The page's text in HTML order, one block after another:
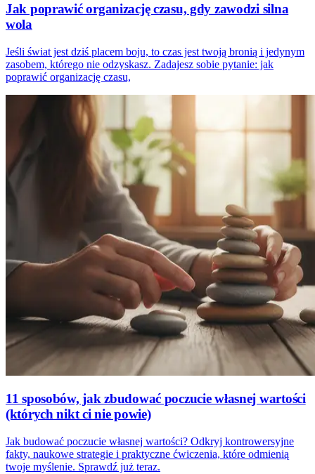
Jak poprawić organizację czasu, gdy zawodzi silna
wola
Jeśli świat jest dziś placem boju, to czas jest twoją bronią i jedynym
zasobem, którego nie odzyskasz. Zadajesz sobie pytanie: jak
poprawić organizację czasu,
11 sposobów, jak zbudować poczucie własnej wartości
(których nikt ci nie powie)
Jak budować poczucie własnej wartości? Odkryj kontrowersyjne
fakty, naukowe strategie i praktyczne ćwiczenia, które odmienią
twoje myślenie. Sprawdź już teraz.